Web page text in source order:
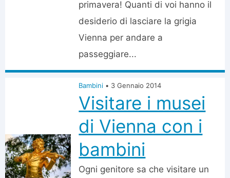
primavera! Quanti di voi hanno il
desiderio di lasciare la grigia
Vienna per andare a
passeggiare...
Bambini • 3 Gennaio 2014
Visitare i musei
di Vienna con i
bambini
Ogni genitore sa che visitare un